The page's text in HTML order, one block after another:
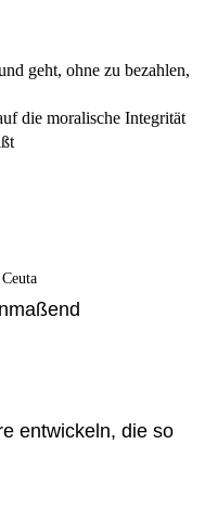
geht, ohne zu bezahlen,
die moralische Integrität
entwickeln, die so